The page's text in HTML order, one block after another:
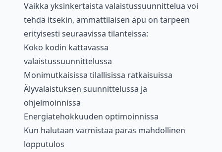
Vaikka yksinkertaista valaistussuunnittelua voi
tehdä itsekin, ammattilaisen apu on tarpeen
erityisesti seuraavissa tilanteissa:
Koko kodin kattavassa
valaistussuunnittelussa
Monimutkaisissa tilallisissa ratkaisuissa
Älyvalaistuksen suunnittelussa ja
ohjelmoinnissa
Energiatehokkuuden optimoinnissa
Kun halutaan varmistaa paras mahdollinen
lopputulos